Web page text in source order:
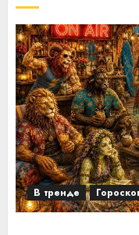
В тренде